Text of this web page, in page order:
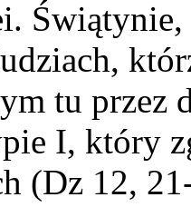
Świątynie,
tu przez
I, który
(Dz 12,